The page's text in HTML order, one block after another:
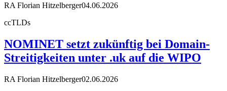
RA Florian Hitzelberger04.06.2026
ccTLDs
NOMINET setzt zukünftig bei Domain-
Streitigkeiten unter .uk auf die WIPO
RA Florian Hitzelberger02.06.2026